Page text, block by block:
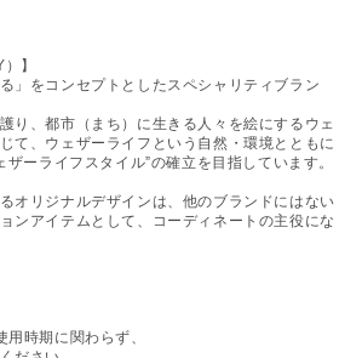
】
」をコンセプトとしたスペシャリティブラン
り、都市（まち）に生きる人々を絵にするウェ
て、ウェザーライフという自然・環境とともに
ーライフスタイル”の確立を目指しています。
オリジナルデザインは、他のブランドにはない
ンアイテムとして、コーディネートの主役にな
時期に関わらず、